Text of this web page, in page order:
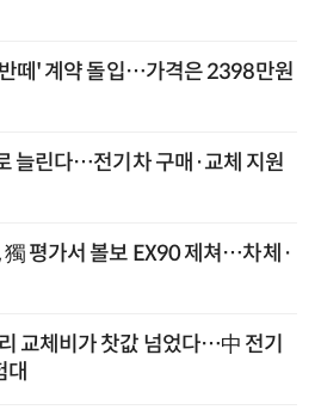
떼' 계약 돌입…가격은 2398만원
늘린다…전기차 구매·교체 지원
獨 평가서 볼보 EX90 제쳐…차체·
교체비가 찻값 넘었다…中 전기
대